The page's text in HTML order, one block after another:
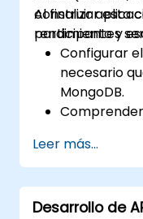
construir
rendimiento y
Al finalizar esta
participantes
Configurar
necesario
MongoDB.
FARM.
Aprender a
FastAPI.
Aprender a
Leer más...
Desarrollo de